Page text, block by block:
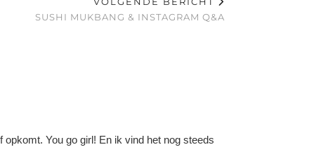
SUSHI MUKBANG & INSTAGRAM Q&A
You go girl! En ik vind het nog steeds